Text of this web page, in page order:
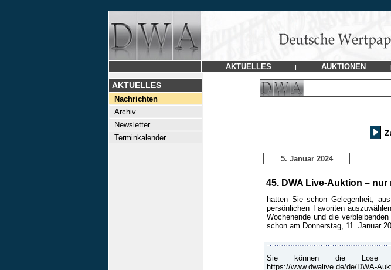
AKTUELLES | AUKTIONEN |
AKTUELLES
Nachrichten
Archiv
Newsletter
Terminkalender
5. Januar 2024
45. DWA Live-Auktion –
hatten Sie schon Gelegenheit,
persönlichen Favoriten
Wochenende und die
schon am Donnerstag, 11. Januar
Sie können die Lose
https://www.dwalive.de/de/DWA-